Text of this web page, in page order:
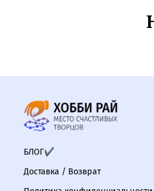
БЛОГ✔
Доставка / Возврат